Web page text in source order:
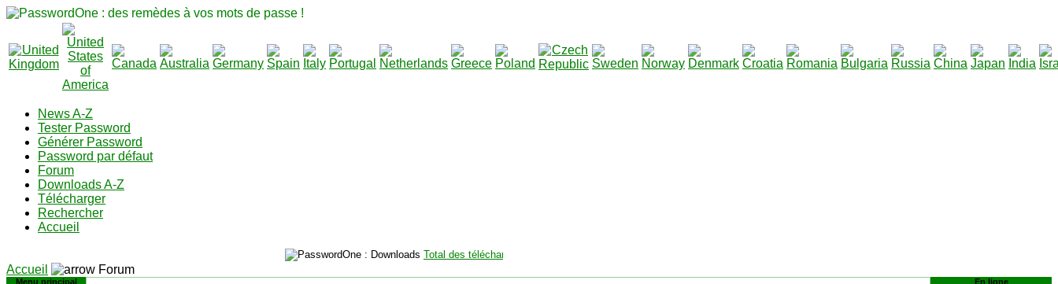
News A-Z
Tester Password
Générer Password
Password par défaut
Forum
Downloads A-Z
Télécharger
Rechercher
Accueil
Total des téléchargements
Accueil
Forum
Menu principal En ligne